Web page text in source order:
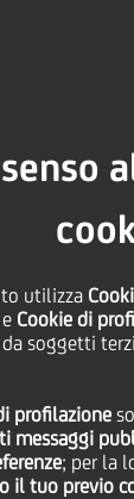
utilizza
e Cookie di
soggetti
profilazione
messaggi
; per la
il tuo previo